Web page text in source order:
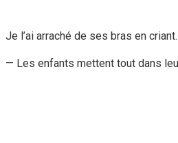
Je l’ai arraché de ses bras en
— Les enfants mettent tout dans